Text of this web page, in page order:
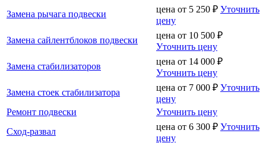
Замена рычага подвески
цена от 5 250 ₽ Уточнить
цену
Замена сайлентблоков подвески
цена от 10 500 ₽
Уточнить цену
Замена стабилизаторов
цена от 14 000 ₽
Уточнить цену
Замена стоек стабилизатора
цена от 7 000 ₽ Уточнить
цену
Ремонт подвески
Уточнить цену
Сход-развал
цена от 6 300 ₽ Уточнить
цену